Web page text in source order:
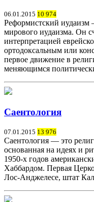
06.01.2015 10 974
Реформистский
мирового иудаизма. Он
интерпретацией
ортодоксальным или
первое движение в
меняющимся
Саентология
07.01.2015 13 976
Саентология — это
основанная на идеях и
1950-х годов
Хаббардом. Первая
Лос-Анджелесе, штат